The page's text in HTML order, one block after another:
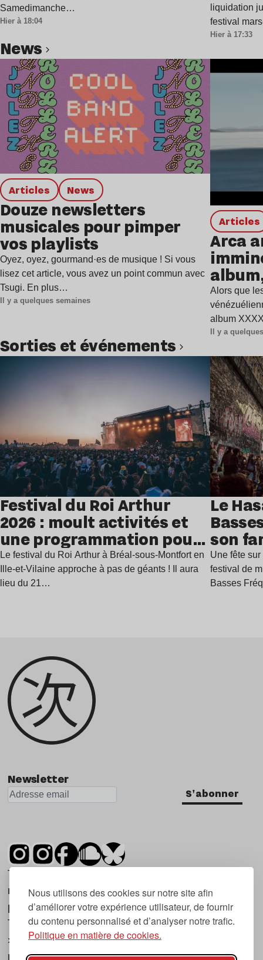
Nous utilisons des cookies sur notre site afin
d’améliorer votre expérience utilisateur, de fournir
du contenu personnalisé et d’analyser notre trafic.
Politique en matière de cookies.
Samedimanche…
Hier à 18:04
liquidation
festival
Hier à 17:33
news
Articles news
Douze newsletters
musicales pour pimper
vos playlists
Oyez, oyez, gourmand·es de musique ! Si vous
lisez cet article, vous avez un point commun avec
Tsugi. En plus…
Il y a quelques semaines
Articles
Arca
Alors que
album
Il y a
Lire l’article
Sorties et événements
Festival du Roi Arthur
2026 : moult activités et
une programmation pour
festoyer
Le festival du Roi Arthur à Bréal-sous-Montfort en
Ille-et-Vilaine approche à pas de géants ! Il aura
lieu du 21…
Le
son
juillet
Une fête
festival de
Basses
Newsletter
S'abonner
Tsugi est un mensuel indépendant sur la
musique et les nouvelles tendances, dont la
première parution date de 2007.
Tsugi en japonais signifie « prochain », « suivant
», ce qui correspond à la thématique du
magazine, à l’affût des nouvelles tendances